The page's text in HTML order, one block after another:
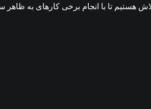
هستیم تا با انجام برخی کارهای به ظاهر